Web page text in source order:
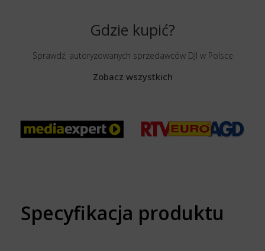
Gdzie kupić?
Sprawdź, autoryzowanych sprzedawców DJI w Polsce
Zobacz wszystkich
Specyfikacja produktu